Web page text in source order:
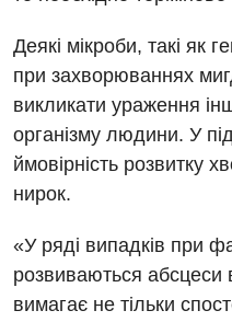
Гастроентерологія
Гінекологічне відділення
Денний стаціонар
Дерматовенерологія
Дієтологія
Ендокринологія
Кардіологія
Деякі мікроби, такі як
при захворюваннях
викликати ураження
організму людини. У
ймовірність розвитку
нирок.
«У ряді випадків при
розвиваються абсцеси
вимагає не тільки